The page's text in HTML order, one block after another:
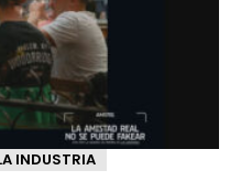
INDUSTRIA